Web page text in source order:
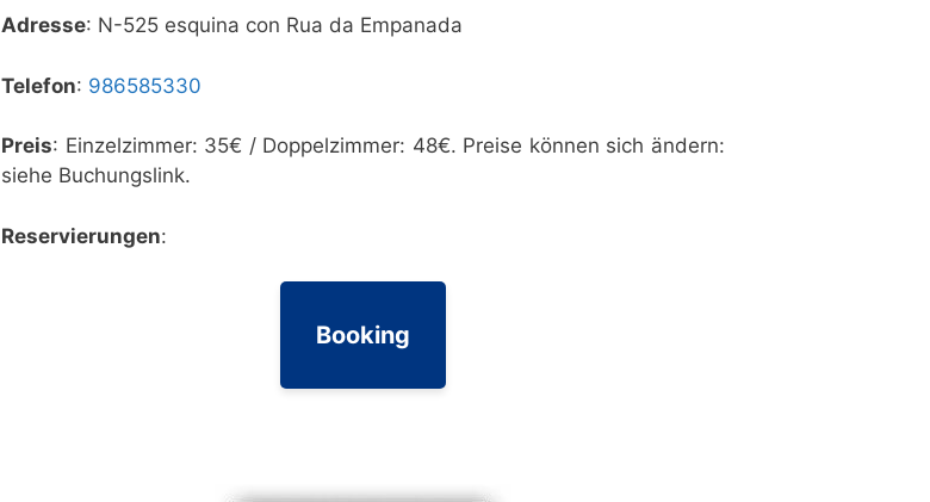
Adresse: N-525 esquina con Rua da Empanada
Telefon: 986585330
Preis: Einzelzimmer: 35€ / Doppelzimmer: 48€. Preise können sich ändern:
siehe Buchungslink.
Reservierungen:
Booking